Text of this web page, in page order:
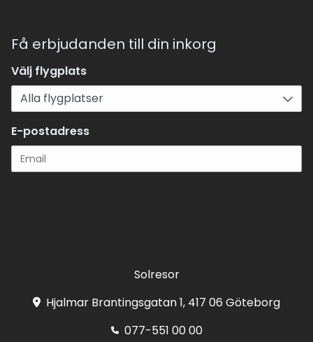
Få erbjudanden till din inkorg
Välj flygplats
E-postadress
Solresor
Hjalmar Brantingsgatan 1, 417 06 Göteborg
077-551 00 00